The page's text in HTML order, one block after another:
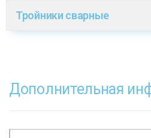
Тройники сварные
Дополнительная